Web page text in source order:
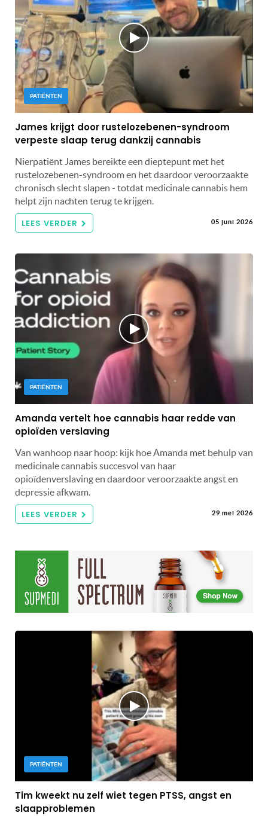
PATIËNTEN
James krijgt door rustelozebenen-syndroom
verpeste slaap terug dankzij cannabis
Nierpatiënt James bereikte een dieptepunt met het
rustelozebenen-syndroom en het daardoor veroorzaakte
chronisch slecht slapen - totdat medicinale cannabis hem
helpt zijn nachten terug te krijgen.
LEES VERDER 05 juni 2026
PATIËNTEN
Amanda vertelt hoe cannabis haar redde van
opioïden verslaving
Van wanhoop naar hoop: kijk hoe Amanda met behulp van
medicinale cannabis succesvol van haar
opioïdenverslaving en daardoor veroorzaakte angst en
depressie afkwam.
LEES VERDER 29 mei 2026
PATIËNTEN
Tim kweekt nu zelf wiet tegen PTSS, angst en
slaapproblemen